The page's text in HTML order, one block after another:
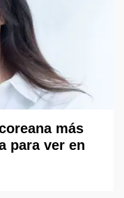
más
para ver en